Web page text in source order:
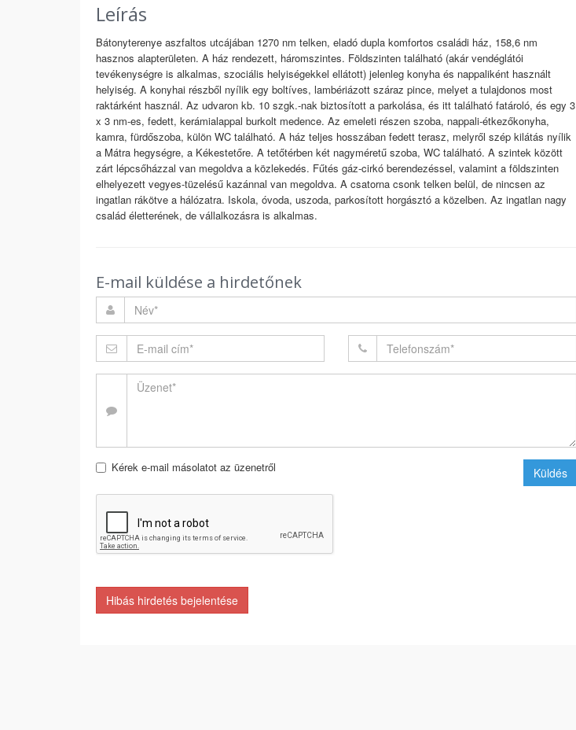
Leírás
Bátonyterenye aszfaltos utcájában 1270 nm telken, eladó dupla komfortos családi ház, 158,6 nm
hasznos alapterületen. A ház rendezett, háromszintes. Földszinten található (akár vendéglátói
tevékenységre is alkalmas, szociális helyiségekkel ellátott) jelenleg konyha és nappaliként használt
helyiség. A konyhai részből nyílik egy boltíves, lambériázott száraz pince, melyet a tulajdonos most
raktárként használ. Az udvaron kb. 10 szgk.-nak biztosított a parkolása, és itt található fatároló, és egy 3
x 3 nm-es, fedett, kerámialappal burkolt medence. Az emeleti részen szoba, nappali-étkezőkonyha,
kamra, fürdőszoba, külön WC található. A ház teljes hosszában fedett terasz, melyről szép kilátás nyílik
a Mátra hegységre, a Kékestetőre. A tetőtérben két nagyméretű szoba, WC található. A szintek között
zárt lépcsőházzal van megoldva a közlekedés. Fűtés gáz-cirkó berendezéssel, valamint a földszinten
elhelyezett vegyes-tüzelésű kazánnal van megoldva. A csatorna csonk telken belül, de nincsen az
ingatlan rákötve a hálózatra. Iskola, óvoda, uszoda, parkosított horgásztó a közelben. Az ingatlan nagy
család életterének, de vállalkozásra is alkalmas.
E-mail küldése a hirdetőnek
Kérek e-mail másolatot az üzenetről Küldés
Hibás hirdetés bejelentése